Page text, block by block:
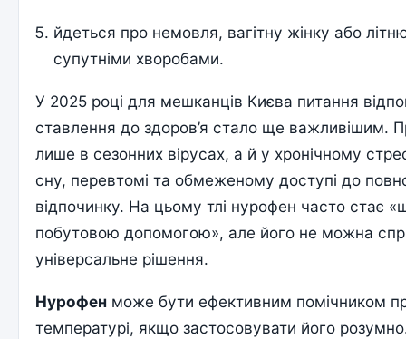
йдеться про немовля, вагітну жінку або
супутніми хворобами.
У 2025 році для мешканців Києва питання
ставлення до здоров’я стало ще важливішим.
лише в сезонних вірусах, а й у хронічному
сну, перевтомі та обмеженому доступі до
відпочинку. На цьому тлі нурофен часто стає
побутовою допомогою», але його не можна
універсальне рішення.
Нурофен може бути ефективним помічником
температурі, якщо застосовувати його